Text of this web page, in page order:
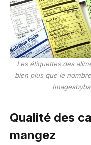
Les étiquettes des
bien plus que le
Qualité des
mangez